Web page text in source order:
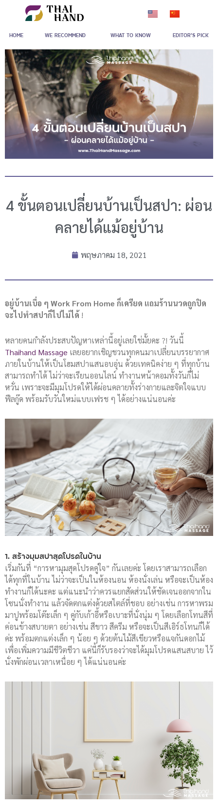
content
HOME WE RECOMMEND WHAT TO KNOW EDITOR'S PICK
4 ขั้นตอนเปลี่ยนบ้านเป็นสปา: ผ่อน
คลายได้แม้อยู่บ้าน
พฤษภาคม 18, 2021
อยู่บ้านเบื่อ ๆ Work From Home ก็เครียด แถมร้านนวดถูกปิด
จะไปทำสปาก็ไปไม่ได้ !
หลายคนกำลังประสบปัญหาเหล่านี้อยู่เลยใช่มั้ยคะ ?! วันนี้
Thaihand Massage เลยอยากเชิญชวนทุกคนมาเปลี่ยนบรรยากาศ
ภายในบ้านให้เป็นโฮมสปาแสนอบอุ่น ด้วยเทคนิคง่าย ๆ ที่ทุกบ้าน
สามารถทำได้ ไม่ว่าจะเรียนออนไลน์ ทำงานหน้าคอมทั้งวันก็ไม่
หวั่น เพราะจะมีมุมโปรดให้ได้ผ่อนคลายทั้งร่างกายและจิตใจแบบ
ฟีลกู๊ด พร้อมรับวันใหม่แบบเฟรช ๆ ได้อย่างแน่นอนค่ะ
1. สร้างมุมสปาสุดโปรดในบ้าน
เริ่มกันที่ “การหามุมสุดโปรดคู่ใจ” กันเลยค่ะ โดยเราสามารถเลือก
ได้ทุกที่ในบ้าน ไม่ว่าจะเป็นในห้องนอน ห้องนั่งเล่น หรือจะเป็นห้อง
ทำงานก็ได้นะคะ แต่แนะนำว่าควรแยกสัดส่วนให้ชัดเจนออกจากใน
โซนนั่งทำงาน แล้วจัดตกแต่งด้วยสไตล์ที่ชอบ อย่างเช่น การหาพรม
มาปูพร้อมโต๊ะเล็ก ๆ คู่กับเก้าอี้หรือเบาะที่นั่งนุ่ม ๆ โดยเลือกโทนสีที่
ค่อนข้างสบายตา อย่างเช่น สีขาว สีครีม หรือจะเป็นสีเอิร์ธโทนก็ได้
ค่ะ พร้อมตกแต่งเล็ก ๆ น้อย ๆ ด้วยต้นไม้สีเขียวหรือแจกันดอกไม้
เพื่อเพิ่มความมีชีวิตชีวา แค่นี้ก็รับรองว่าจะได้มุมโปรดแสนสบาย ไว้
นั่งพักผ่อนเวลาเหนื่อย ๆ ได้แน่นอนค่ะ